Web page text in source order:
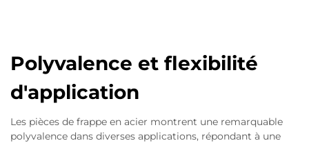
Polyvalence et flexibilité
d'application
Les pièces de frappe en acier montrent une remarquable
polyvalence dans diverses applications, répondant à une